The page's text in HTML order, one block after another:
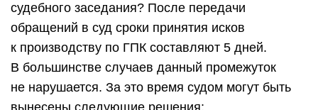
судебного заседания? После передачи
обращений в суд сроки принятия исков
к производству по ГПК составляют 5 дней.
В большинстве случаев данный промежуток
не нарушается. За это время судом могут быть
вынесены следующие решения: